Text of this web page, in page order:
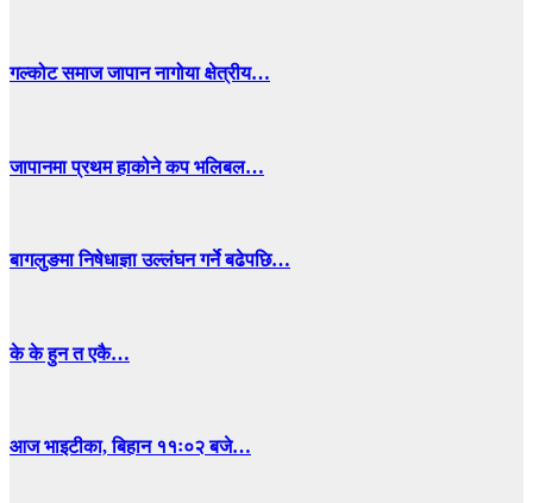
गल्कोट समाज जापान नागोया क्षेत्रीय…
जापानमा प्रथम हाकोने कप भलिबल…
बागलुङमा निषेधाज्ञा उल्लंघन गर्ने बढेपछि…
के के हुन त एकै…
आज भाइटीका, बिहान ११ः०२ बजे…